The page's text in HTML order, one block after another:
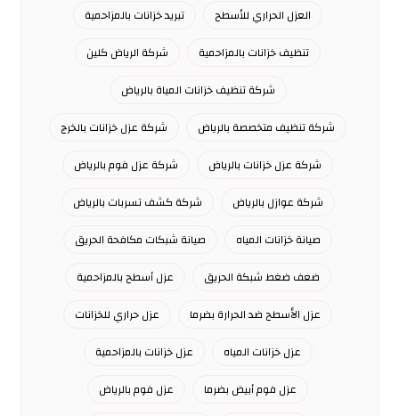
العزل الحراري للأسطح
تبريد خزانات بالمزاحمية
تنظيف خزانات بالمزاحمية
شركة الرياض كلين
شركة تنظيف خزانات المياة بالرياض
شركة تنظيف متخصصة بالرياض
شركة عزل خزانات بالخرج
شركة عزل خزانات بالرياض
شركة عزل فوم بالرياض
شركة عوازل بالرياض
شركة كشف تسربات بالرياض
صيانة خزانات المياه
صيانة شبكات مكافحة الحريق
ضعف ضغط شبكة الحريق
عزل أسطح بالمزاحمية
عزل الأسطح ضد الحرارة بضرما
عزل حراري للخزانات
عزل خزانات المياه
عزل خزانات بالمزاحمية
عزل فوم أبيض بضرما
عزل فوم بالرياض